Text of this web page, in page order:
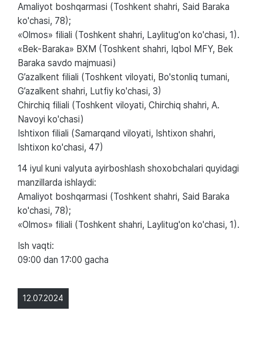
12.07.2024
Amaliyot boshqarmasi (Toshkent shahri, Said Baraka
ko'chasi, 78);
«Olmos» filiali (Toshkent shahri, Laylitug'on ko'chasi, 1).
«Bek-Baraka» BXM (Toshkent shahri, Iqbol MFY, Bek
Baraka savdo majmuasi)
G’azalkent filiali (Toshkent viloyati, Bo'stonliq tumani,
G’azalkent shahri, Lutfiy ko'chasi, 3)
Chirchiq filiali (Toshkent viloyati, Chirchiq shahri, A.
Navoyi ko'chasi)
Ishtixon filiali (Samarqand viloyati, Ishtixon shahri,
Ishtixon ko'chasi, 47)
14 iyul kuni valyuta ayirboshlash shoxobchalari quyidagi
manzillarda ishlaydi:
Amaliyot boshqarmasi (Toshkent shahri, Said Baraka
ko'chasi, 78);
«Olmos» filiali (Toshkent shahri, Laylitug'on ko'chasi, 1).
Ish vaqti:
09:00 dan 17:00 gacha